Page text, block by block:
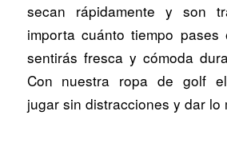
secan rápidamente y son
importa cuánto tiempo
sentirás fresca y cómoda
Con nuestra ropa de golf
jugar sin distracciones y dar lo